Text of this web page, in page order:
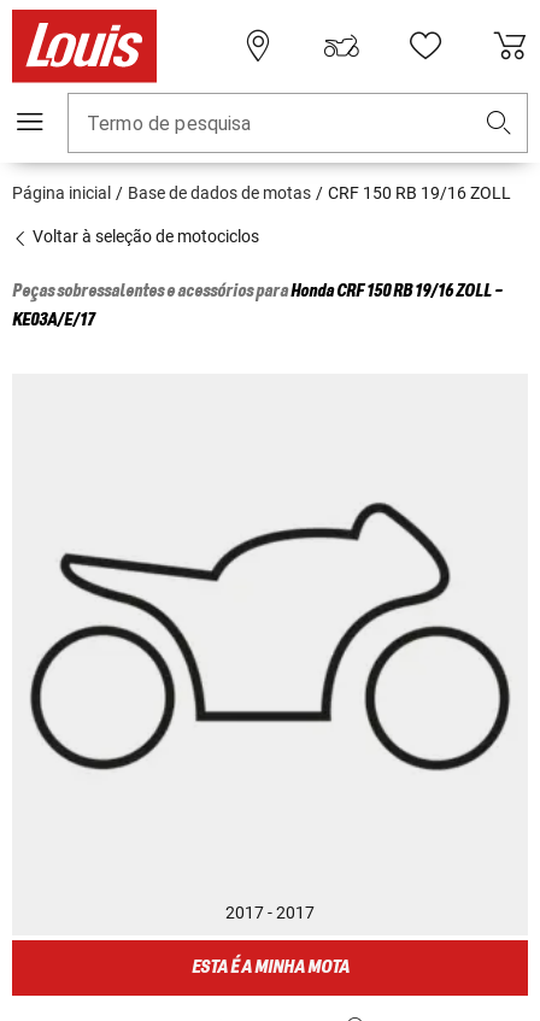
Termo de pesquisa
Página inicial Base de dados de motas CRF 150 RB 19/16 ZOLL
Voltar à seleção de motociclos
Peças sobressalentes e acessórios paraHondaCRF 150 RB 19/16 ZOLL -
KE03A/E/17
2017 - 2017
ESTA É A MINHA MOTA